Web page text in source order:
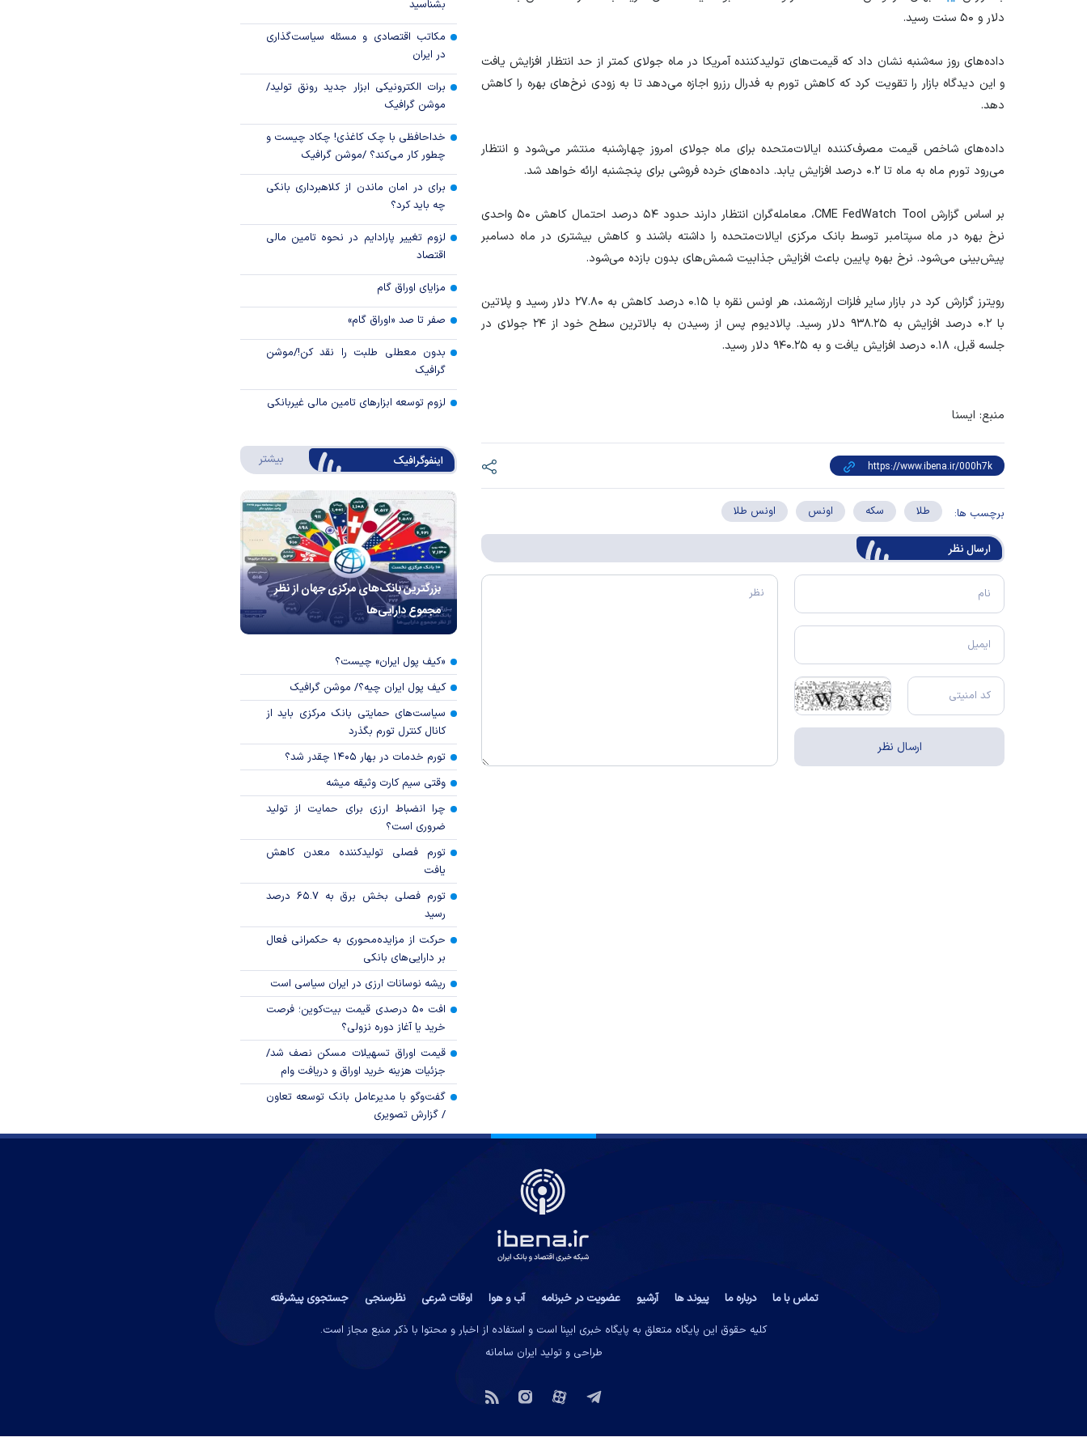
دلار و ۵۰ سنت رسید.
داده‌های روز سه‌شنبه نشان داد که قیمت‌های تولیدکننده آمریکا در ماه جولای کمتر از حد انتظار افزایش یافت
و این دیدگاه بازار را تقویت کرد که کاهش تورم به فدرال رزرو اجازه می‌دهد تا به زودی نرخ‌های بهره را کاهش
دهد.
داده‌های شاخص قیمت مصرف‌کننده ایالات‌متحده برای ماه جولای امروز چهارشنبه منتشر می‌شود و انتظار
می‌رود تورم ماه به ماه تا ۰.۲ درصد افزایش یابد. داده‌های خرده فروشی برای پنجشنبه ارائه خواهد شد.
بر اساس گزارش CME FedWatch Tool، معامله‌گران انتظار دارند حدود ۵۴ درصد احتمال کاهش ۵۰ واحدی
نرخ بهره در ماه سپتامبر توسط بانک مرکزی ایالات‌متحده را داشته باشند و کاهش بیشتری در ماه دسامبر
پیش‌بینی می‌شود. نرخ بهره پایین باعث افزایش جذابیت شمش‌های بدون بازده می‌شود.
رویترز گزارش کرد در بازار سایر فلزات ارزشمند، هر اونس نقره با ۰.۱۵ درصد کاهش به ۲۷.۸۰ دلار رسید و پلاتین
با ۰.۲ درصد افزایش به ۹۳۸.۲۵ دلار رسید. پالادیوم پس از رسیدن به بالاترین سطح خود از ۲۴ جولای در
جلسه قبل، ۰.۱۸ درصد افزایش یافت و به ۹۴۰.۲۵ دلار رسید.
منبع: ایسنا
برچسب ها: طلا سکه اونس اونس طلا
ارسال‌ نظر
شرکت‌های تراستی
مصوبه تسهیلات گمرکی در شرایط
اضطرار تمدید شد
بشناسید
مکاتب اقتصادی و مسئله سیاست‌گذاری
در ایران
برات الکترونیکی ابزار جدید رونق تولید/
موشن گرافیک
خداحافظی با چک کاغذی! چکاد چیست و
چطور کار می‌کند؟ /موشن گرافیک
برای در امان ماندن از کلاهبرداری بانکی
چه باید کرد؟
لزوم تغییر پارادایم در نحوه تامین مالی
اقتصاد
مزایای اوراق گام
صفر تا صد «اوراق گام»
بدون معطلی طلبت را نقد کن!/موشن
گرافیک
لزوم توسعه ابزارهای تامین مالی غیربانکی
اینفوگرافیک بیشتر درباره اینفوگرافیک
بزرگترین بانک‌های مرکزی جهان از نظر
مجموع دارایی‌ها
«کیف پول ایران» چیست؟
کیف پول ایران چیه؟/ موشن گرافیک
سیاست‌های حمایتی بانک مرکزی باید از
کانال کنترل تورم بگذرد
تورم خدمات در بهار ۱۴۰۵ چقدر شد؟
وقتی سیم کارت وثیقه میشه
چرا انضباط ارزی برای حمایت از تولید
ضروری است؟
تورم فصلی تولیدکننده معدن کاهش
یافت
تورم فصلی بخش برق به ۶۵.۷ درصد
رسید
حرکت از مزایده‌محوری به حکمرانی فعال
بر دارایی‌های بانکی
ریشه نوسانات ارزی در ایران سیاسی است
افت ۵۰ درصدی قیمت بیت‌کوین؛ فرصت
خرید یا آغاز دوره نزولی؟
قیمت اوراق تسهیلات مسکن نصف شد/
جزئیات هزینه خرید اوراق و دریافت وام
گفت‌وگو با مدیرعامل بانک توسعه تعاون
/ گزارش تصویری
تماس با ما درباره ما پیوند ها آرشیو عضویت در خبرنامه آب و هوا اوقات شرعی نظرسنجی
جستجوی پیشرفته
کلیه حقوق این پایگاه متعلق به پایگاه خبری ایبِنا است و استفاده از اخبار و محتوا با ذکر منبع مجاز است.
طراحی و تولید ایران سامانه